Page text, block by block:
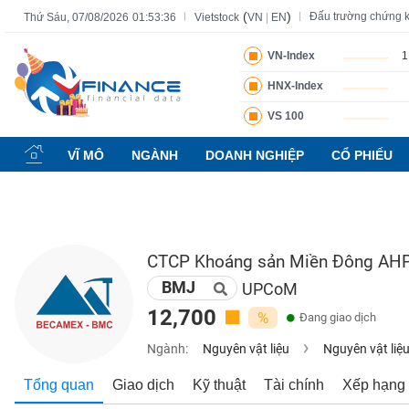
Thứ Sáu, 07/08/2026 01:53:37 Vietstock (VN EN) Đấu trường chứng
VN-Index
HNX-Index
VS 100
VĨ MÔ NGÀNH DOANH NGHIỆP CỔ PHIẾU
CTCP Khoáng sản Miền Đông
BMJ UPCoM
12,700 % Đang giao dịch
Ngành: Nguyên vật liệu Nguyên vật
Tổng quan Giao dịch Kỹ thuật Tài chính Xếp hạng
Tất cả Tính năng Ngành Mã chứng khoán
Tính
năng
(-)
CHỨNG
KHOÁN
NGHIỆP